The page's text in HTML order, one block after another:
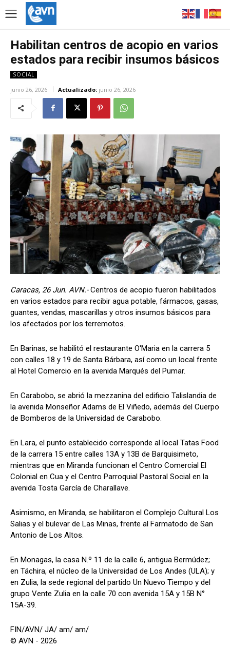
Habilitan centros de acopio en varios
estados para recibir insumos básicos
SOCIAL
junio 26, 2026 Actualizado: junio 26, 2026
Caracas, 26 Jun. AVN.-Centros de acopio fueron habilitados
en varios estados para recibir agua potable, fármacos, gasas,
guantes, vendas, mascarillas y otros insumos básicos para
los afectados por los terremotos.
En Barinas, se habilitó el restaurante O'Maria en la carrera 5
con calles 18 y 19 de Santa Bárbara, así como un local frente
al Hotel Comercio en la avenida Marqués del Pumar.
En Carabobo, se abrió la mezzanina del edificio Talislandia de
la avenida Monseñor Adams de El Viñedo, además del Cuerpo
de Bomberos de la Universidad de Carabobo.
En Lara, el punto establecido corresponde al local Tatas Food
de la carrera 15 entre calles 13A y 13B de Barquisimeto,
mientras que en Miranda funcionan el Centro Comercial El
Colonial en Cua y el Centro Parroquial Pastoral Social en la
avenida Tosta García de Charallave.
Asimismo, en Miranda, se habilitaron el Complejo Cultural Los
Salias y el bulevar de Las Minas, frente al Farmatodo de San
Antonio de Los Altos.
En Monagas, la casa N.º 11 de la calle 6, antigua Bermúdez;
en Táchira, el núcleo de la Universidad de Los Andes (ULA); y
en Zulia, la sede regional del partido Un Nuevo Tiempo y del
grupo Vente Zulia en la calle 70 con avenida 15A y 15B N°
15A-39.
FIN/AVN/ JA/ am/ am/
© AVN - 2026